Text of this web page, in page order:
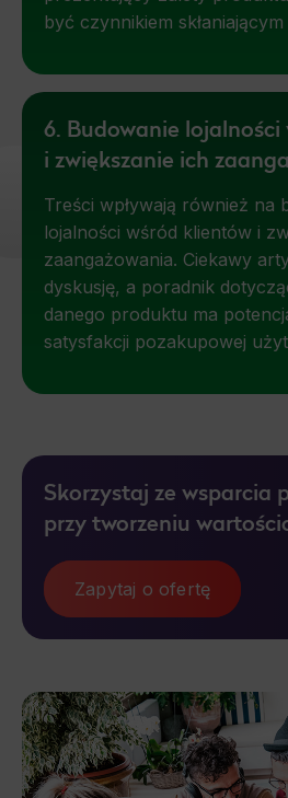
być czynnikiem
6. Budowanie
i zwiększanie ich
Treści wpływają również na
lojalności wśród klientów i
zaangażowania. Ciekawy
dyskusję, a poradnik
danego produktu ma
satysfakcji pozakupowej
Skorzystaj ze wsparcia
przy tworzeniu
Zapytaj o ofertę